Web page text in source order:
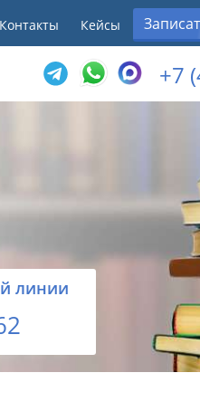
Контакты Кейсы
+7
линии